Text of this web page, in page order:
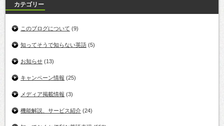
カテゴリー
このブログについて (9)
知ってそうで知らない英語 (5)
お知らせ (13)
キャンペーン情報 (25)
メディア掲載情報 (3)
機能解説、サービス紹介 (24)